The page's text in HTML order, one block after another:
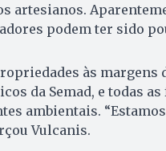
artesianos.
podem ter sido
às margens
da Semad, e todas
ambientais.
Vulcanis.